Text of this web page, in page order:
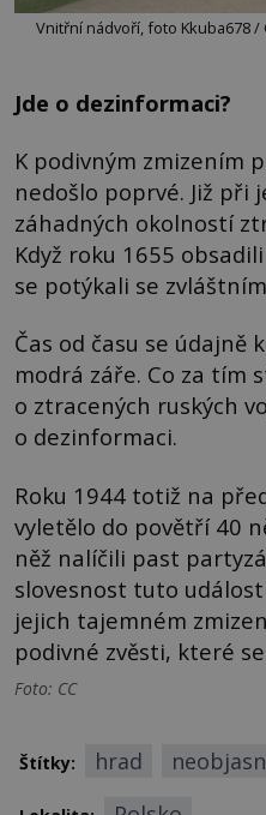
Vnitřní nádvoří, foto Kkuba678 /
Jde o dezinformaci?
K podivným zmizením
nedošlo poprvé. Již při
záhadných okolností
Když roku 1655
se potýkali se
Čas od času se údajně
modrá záře. Co za tím
o ztracených ruských
o dezinformaci.
Roku 1944 totiž na
vyletělo do povětří 40
něž nalíčili past
slovesnost tuto
jejich tajemném
podivné zvěsti, které
Foto: CC
Štítky: hrad